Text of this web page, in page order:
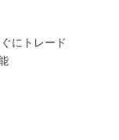
にトレード